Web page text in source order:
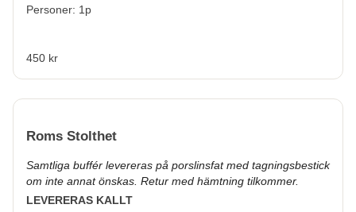
Personer: 1p
450 kr
Roms Stolthet
Samtliga buffér levereras på porslinsfat med tagningsbestick
om inte annat önskas. Retur med hämtning tilkommer.
LEVERERAS KALLT